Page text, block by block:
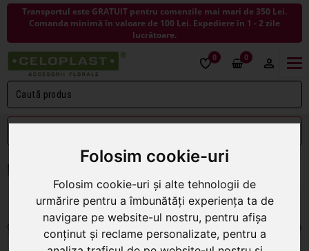
Folosim cookie-uri
Folosim cookie-uri și alte tehnologii de
urmărire pentru a îmbunătăți experiența ta de
navigare pe website-ul nostru, pentru afișa
conținut și reclame personalizate, pentru a
Transportul este GRATUIT pentru comenzile mai mari de 350 Lei.
Comanda minimă în valoare de 100 Lei. Expediere în 1 - 2 zile
lucrătoare.
0 0
PLANTE ARTIFICIALE LA GHIVECI
Ordonare: Pe pagina